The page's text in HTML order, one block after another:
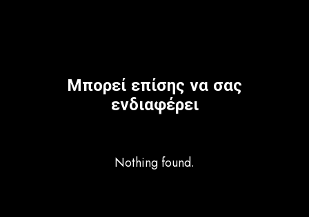
Μπορεί επίσης να σας
ενδιαφέρει
Nothing found.